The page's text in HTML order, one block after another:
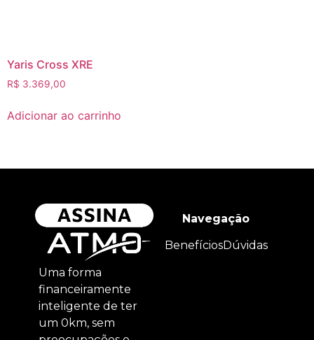
Yaris Cross XRE
R$ 3.369,00
Adicionar ao carrinho
Uma forma
financeiramente
inteligente de ter
um 0km, sem
Navegação
BenefíciosDúvidas